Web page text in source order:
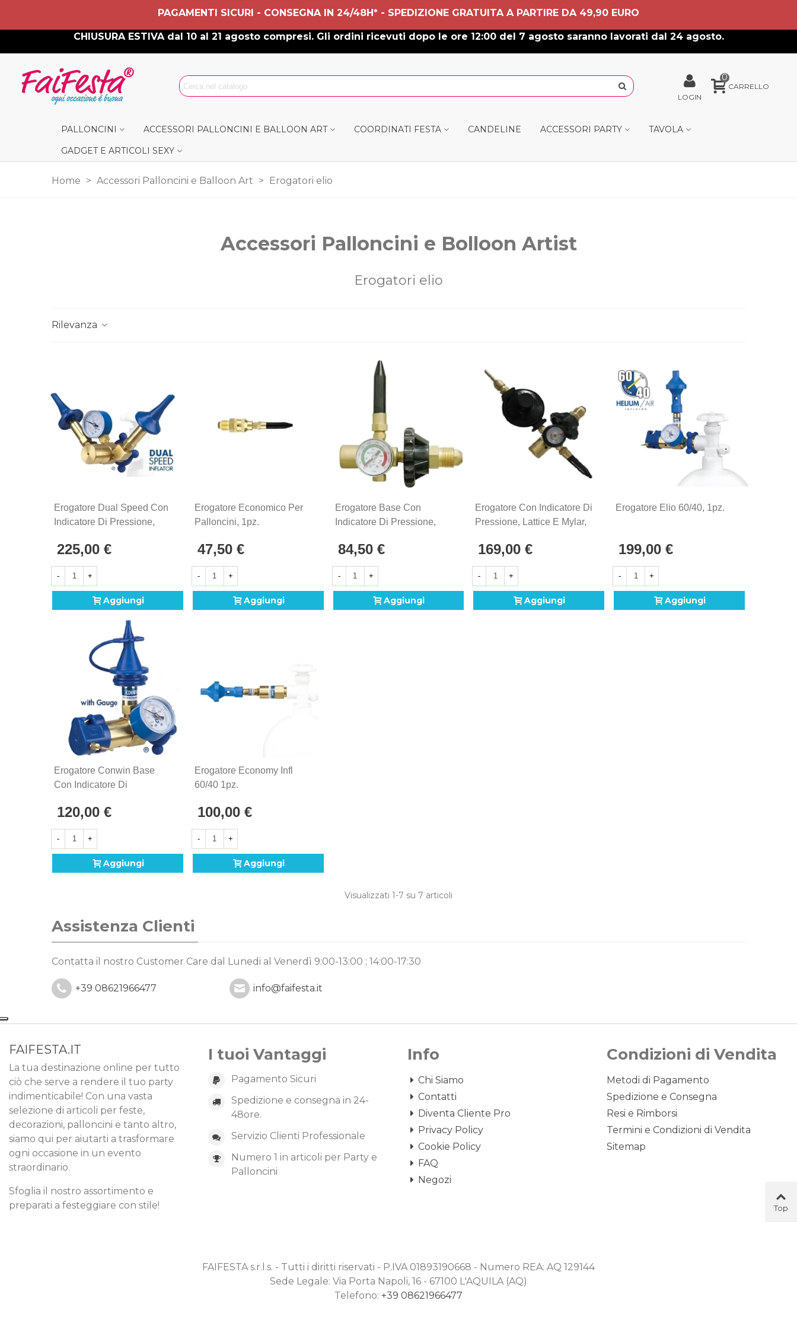
PAGAMENTI SICURI - CONSEGNA IN 24/48H* - SPEDIZIONE GRATUITA A PARTIRE DA 49,90 EURO
CHIUSURA ESTIVA dal 10 al 21 agosto compresi. Gli ordini ricevuti dopo le ore 12:00 del 7 agosto saranno lavorati dal 24 agosto.
LOGIN
0
CARRELLO
PALLONCINI ACCESSORI PALLONCINI E BALLOON ART COORDINATI FESTA CANDELINE ACCESSORI PARTY
TAVOLA
GADGET E ARTICOLI SEXY
Home > Accessori Palloncini e Balloon Art > Erogatori elio
Accessori Palloncini e Bolloon Artist
Erogatori elio
Rilevanza
Erogatore Dual Speed Con
Indicatore Di Pressione,
225,00 €
- +
Aggiungi
Erogatore Economico Per
Palloncini, 1pz.
47,50 €
- +
Aggiungi
Erogatore Base Con
Indicatore Di Pressione,
84,50 €
- +
Aggiungi
Erogatore Con Indicatore Di
Pressione, Lattice E Mylar,
169,00 €
- +
Aggiungi
Erogatore Elio 60/40, 1pz.
199,00 €
- +
Aggiungi
Erogatore Conwin Base
Con Indicatore Di
120,00 €
- +
Aggiungi
Erogatore Economy Infl
60/40 1pz.
100,00 €
- +
Aggiungi
Visualizzati 1-7 su 7 articoli
Assistenza Clienti
Contatta il nostro Customer Care dal Lunedi al Venerdì 9:00-13:00 ; 14:00-17:30
+39 08621966477 info@faifesta.it
FAIFESTA.IT
La tua destinazione online per tutto
ciò che serve a rendere il tuo party
indimenticabile! Con una vasta
selezione di articoli per feste,
decorazioni, palloncini e tanto altro,
siamo qui per aiutarti a trasformare
ogni occasione in un evento
straordinario.
Sfoglia il nostro assortimento e
preparati a festeggiare con stile!
I tuoi Vantaggi
Pagamento Sicuri
Spedizione e consegna in 24-
48ore.
Servizio Clienti Professionale
Numero 1 in articoli per Party e
Palloncini
Info
Chi Siamo
Contatti
Diventa Cliente Pro
Privacy Policy
Cookie Policy
FAQ
Negozi
Condizioni di Vendita
Metodi di Pagamento
Spedizione e Consegna
Resi e Rimborsi
Termini e Condizioni di Vendita
Sitemap
FAIFESTA s.r.l.s. - Tutti i diritti riservati - P.IVA 01893190668 - Numero REA: AQ 129144
Sede Legale: Via Porta Napoli, 16 - 67100 L'AQUILA (AQ)
Telefono: +39 08621966477
Top